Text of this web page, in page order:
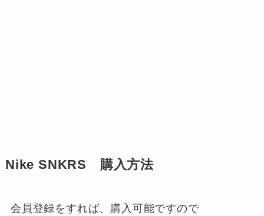
Nike SNKRS 購入方法
会員登録をすれば、購入可能ですので